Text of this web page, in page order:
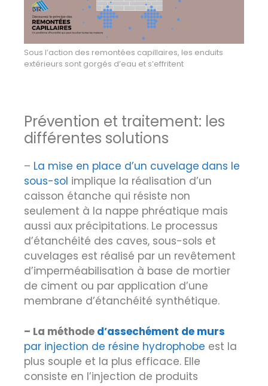
Sous l’action des remontées capillaires, les enduits
extérieurs sont gorgés d’eau et s’effritent
Prévention et traitement: les
différentes solutions
– La mise en place d’un cuvelage dans le
sous-sol implique la réalisation d’un
caisson étanche qui résiste non
seulement à la nappe phréatique mais
aussi aux précipitations. Le processus
d’étanchéité des caves, sous-sols et
cuvelages est réalisé par un revêtement
d’imperméabilisation à base de mortier
de ciment ou par application d’une
membrane d’étanchéité synthétique.
– La méthode d’assechément de murs
par injection de résine hydrophobe est la
plus souple et la plus efficace. Elle
consiste en l’injection de produits